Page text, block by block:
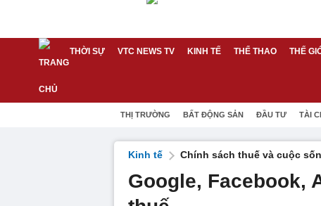
THỜI SỰ VTC NEWS TV KINH TẾ THỂ THAO THẾ
THỊ TRƯỜNG BẤT ĐỘNG SẢN ĐẦU TƯ TÀI
Kinh tế Chính sách thuế và cuộc
Google, Facebook,